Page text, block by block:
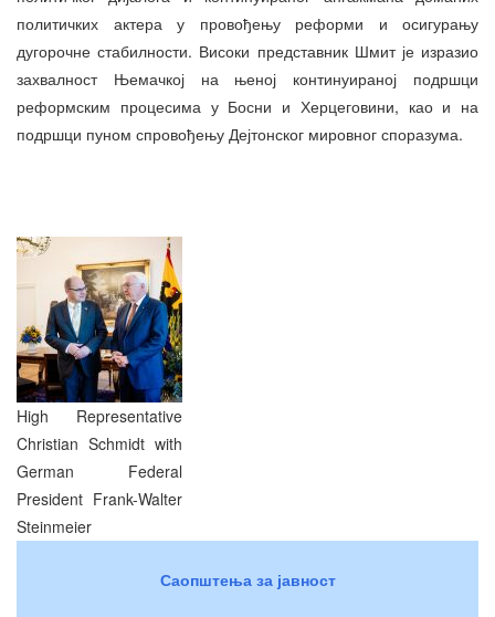
политичких актера у провођењу реформи и осигурању
дугорочне стабилности. Високи представник Шмит је изразио
захвалност Њемачкој на њеној континуираној подршци
реформским процесима у Босни и Херцеговини, као и на
подршци пуном спровођењу Дејтонског мировног споразума.
High Representative
Christian Schmidt with
German Federal
President Frank-Walter
Steinmeier
Саопштења за јавност